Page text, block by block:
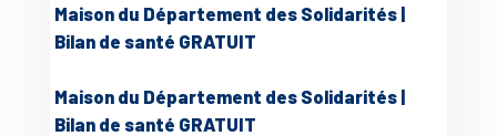
Maison du Département des Solidarités |
Bilan de santé GRATUIT
Maison du Département des Solidarités |
Bilan de santé GRATUIT